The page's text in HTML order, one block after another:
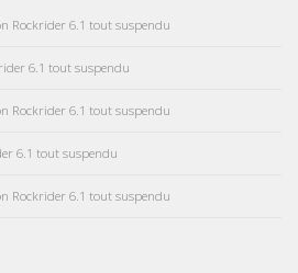
Rockrider 6.1 tout suspendu
6.1 tout suspendu
Rockrider 6.1 tout suspendu
6.1 tout suspendu
Rockrider 6.1 tout suspendu